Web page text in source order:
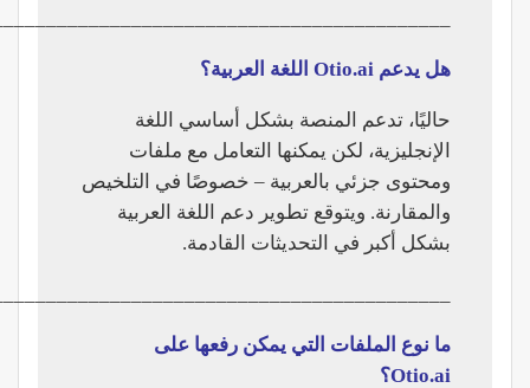
هل يدعم Otio.ai اللغة العربية؟
حاليًا، تدعم المنصة بشكل أساسي اللغة
الإنجليزية، لكن يمكنها التعامل مع ملفات
ومحتوى جزئي بالعربية – خصوصًا في التلخيص
والمقارنة. ويتوقع تطوير دعم اللغة العربية
بشكل أكبر في التحديثات القادمة.
ما نوع الملفات التي يمكن رفعها على
Otio.ai؟